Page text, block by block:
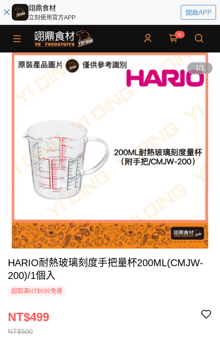
翊鼎食材
立刻使用官方APP
開啟APP
0
1/1
HARIO耐熱玻璃刻度手把量杯200ML(CMJW-
200)/1個入
超取滿NT$699免運
NT$500
NT$499